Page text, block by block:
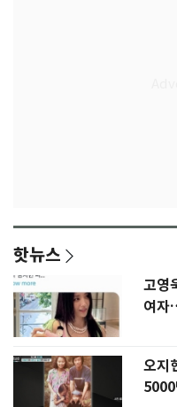
핫뉴스
고영
여자
오지